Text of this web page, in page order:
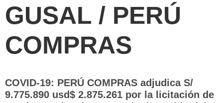
GUSAL / PERÚ
COMPRAS
COVID-19: PERÚ COMPRAS adjudica S/
9.775.890 usd$ 2.875.261 por la licitación de